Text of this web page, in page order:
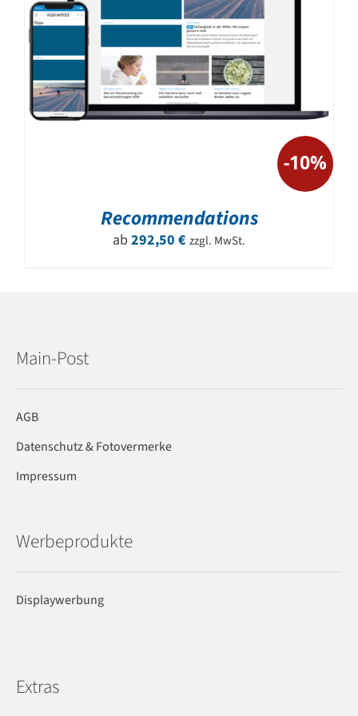
-10%
Recommendations
ab 292,50 € zzgl. MwSt.
Main-Post
AGB
Datenschutz & Fotovermerke
Impressum
Werbeprodukte
Displaywerbung
Extras